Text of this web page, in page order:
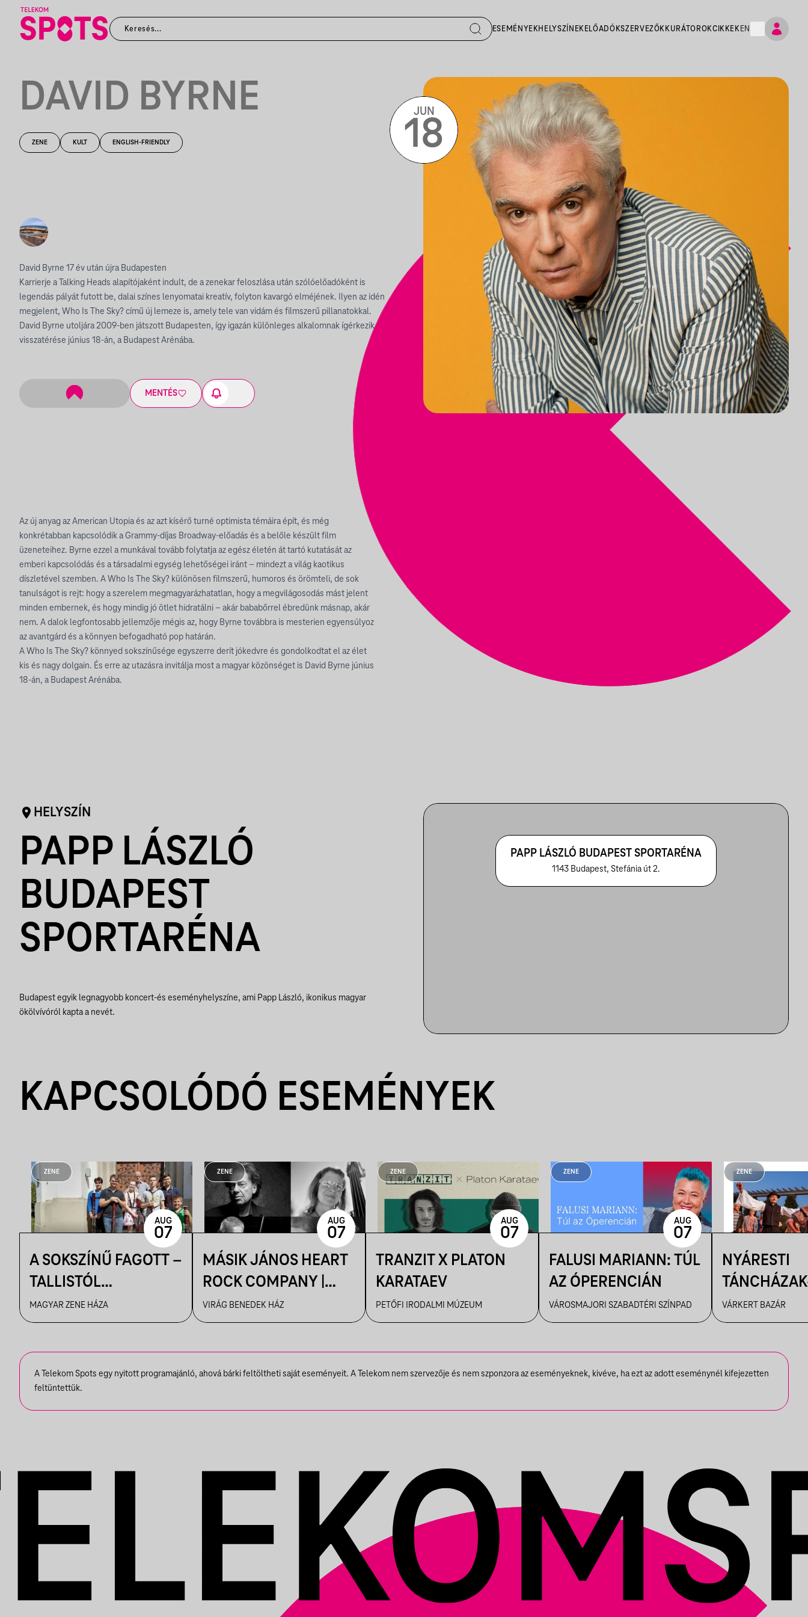
ESEMÉNYEKHELYSZÍNEK ELŐADÓKSZERVEZŐK KURÁTOROKCIKKEK EN
DAVID BYRNE
ZENE KULT ENGLISH-FRIENDLY
David Byrne 17 év után újra Budapesten
Karrierje a Talking Heads alapítójaként indult, de a zenekar feloszlása után szólóelőadóként is
legendás pályát futott be, dalai színes lenyomatai kreatív, folyton kavargó elméjének. Ilyen az idén
megjelent, Who Is The Sky? című új lemeze is, amely tele van vidám és filmszerű pillanatokkal.
David Byrne utoljára 2009-ben játszott Budapesten, így igazán különleges alkalomnak ígérkezik
visszatérése június 18-án, a Budapest Arénába.
MENTÉS
JUN
18
Az új anyag az American Utopia és az azt kísérő turné optimista témáira épít, és még
konkrétabban kapcsolódik a Grammy-díjas Broadway-előadás és a belőle készült film
üzeneteihez. Byrne ezzel a munkával tovább folytatja az egész életén át tartó kutatását az
emberi kapcsolódás és a társadalmi egység lehetőségei iránt – mindezt a világ kaotikus
díszletével szemben. A Who Is The Sky? különösen filmszerű, humoros és örömteli, de sok
tanulságot is rejt: hogy a szerelem megmagyarázhatatlan, hogy a megvilágosodás mást jelent
minden embernek, és hogy mindig jó ötlet hidratálni – akár bababőrrel ébredünk másnap, akár
nem. A dalok legfontosabb jellemzője mégis az, hogy Byrne továbbra is mesterien egyensúlyoz
az avantgárd és a könnyen befogadható pop határán.
A Who Is The Sky? könnyed sokszínűsége egyszerre derít jókedvre és gondolkodtat el az élet
kis és nagy dolgain. És erre az utazásra invitálja most a magyar közönséget is David Byrne június
18-án, a Budapest Arénába.
HELYSZÍN
PAPP LÁSZLÓ
BUDAPEST
SPORTARÉNA
Budapest egyik legnagyobb koncert-és eseményhelyszíne, ami Papp László, ikonikus magyar
ökölvívóról kapta a nevét.
PAPP LÁSZLÓ BUDAPEST SPORTARÉNA
1143 Budapest, Stefánia út 2.
KAPCSOLÓDÓ ESEMÉNYEK
ZENE
A SOKSZÍNŰ FAGOTT –
TALLISTÓL
PIAZZOLLÁIG
MAGYAR ZENE HÁZA
AUG
07
ZENE
MÁSIK JÁNOS HEART
ROCK COMPANY |
VBH NYÁR
VIRÁG BENEDEK HÁZ
AUG
07
ZENE
TRANZIT X PLATON
KARATAEV
PETŐFI IRODALMI MÚZEUM
AUG
07
ZENE
FALUSI MARIANN: TÚL
AZ ÓPERENCIÁN
VÁROSMAJORI SZABADTÉRI SZÍNPAD
AUG
07
ZENE
NYÁRESTI
FANFARA
VÁRKERT BAZÁR
A Telekom Spots egy nyitott programajánló, ahová bárki feltöltheti saját eseményeit. A Telekom nem szervezője és nem szponzora az eseményeknek, kivéve, ha ezt az adott eseménynél kifejezetten
feltüntettük.